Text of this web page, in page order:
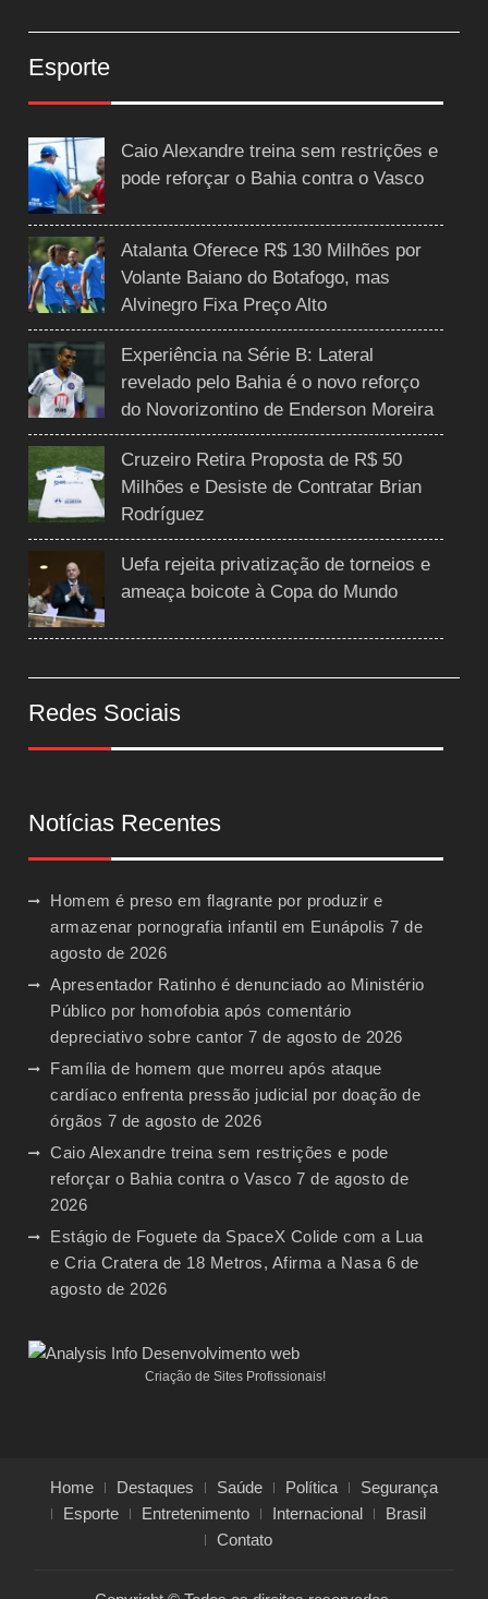
Esporte
Caio Alexandre treina sem restrições e
pode reforçar o Bahia contra o Vasco
Atalanta Oferece R$ 130 Milhões por
Volante Baiano do Botafogo, mas
Alvinegro Fixa Preço Alto
Experiência na Série B: Lateral
revelado pelo Bahia é o novo reforço
do Novorizontino de Enderson Moreira
Cruzeiro Retira Proposta de R$ 50
Milhões e Desiste de Contratar Brian
Rodríguez
Uefa rejeita privatização de torneios e
ameaça boicote à Copa do Mundo
Redes Sociais
Notícias Recentes
Homem é preso em flagrante por produzir e
armazenar pornografia infantil em Eunápolis 7 de
agosto de 2026
Apresentador Ratinho é denunciado ao Ministério
Público por homofobia após comentário
depreciativo sobre cantor 7 de agosto de 2026
Família de homem que morreu após ataque
cardíaco enfrenta pressão judicial por doação de
órgãos 7 de agosto de 2026
Caio Alexandre treina sem restrições e pode
reforçar o Bahia contra o Vasco 7 de agosto de
2026
Estágio de Foguete da SpaceX Colide com a Lua
e Cria Cratera de 18 Metros, Afirma a Nasa 6 de
agosto de 2026
Criação de Sites Profissionais!
Home Destaques Saúde Política
Segurança
Esporte
Entretenimento Internacional
Brasil
Contato